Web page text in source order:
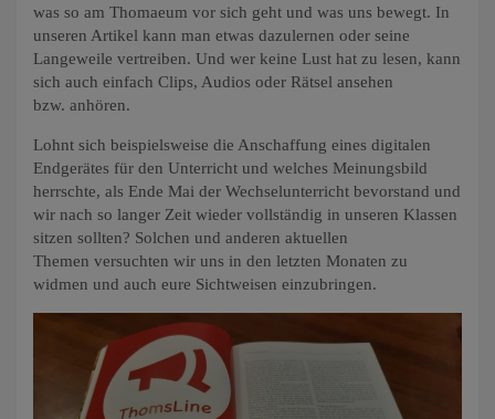
was so am Thomaeum vor sich geht und was uns bewegt. In
unseren Artikel kann man etwas dazulernen oder seine
Langeweile vertreiben. Und wer keine Lust hat zu lesen, kann
sich auch einfach Clips, Audios oder Rätsel ansehen
bzw. anhören.
Lohnt sich beispielsweise die Anschaffung eines digitalen
Endgerätes für den Unterricht und welches Meinungsbild
herrschte, als Ende Mai der Wechselunterricht bevorstand und
wir nach so langer Zeit wieder vollständig in unseren Klassen
sitzen sollten? Solchen und anderen aktuellen
Themen versuchten wir uns in den letzten Monaten zu
widmen und auch eure Sichtweisen einzubringen.